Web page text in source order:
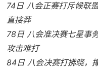
74日 八会正赛打斥候联
直接莽
78日 八会准决赛七星事
攻击难打
84日 八会决赛打拂晓，